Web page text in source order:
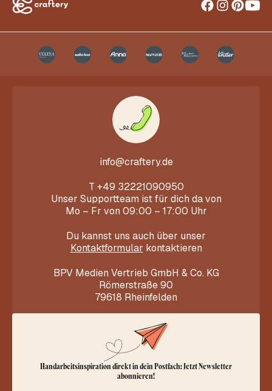
info@craftery.de
T +49 32221090950
Unser Supportteam ist für dich da von
Mo – Fr von 09:00 – 17:00 Uhr
Du kannst uns auch über unser
Kontaktformular kontaktieren
BPV Medien Vertrieb GmbH & Co. KG
Römerstraße 90
79618 Rheinfelden
Handarbeitsinspiration direkt in dein Postfach: Jetzt Newsletter
abonnieren!